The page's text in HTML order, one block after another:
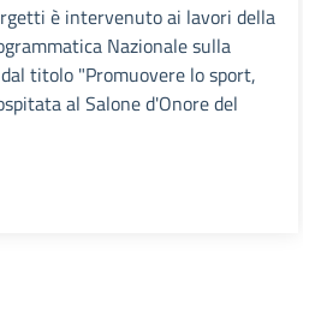
è intervenuto ai lavori della
Nazionale sulla
titolo "Promuovere lo sport,
al Salone d'Onore del